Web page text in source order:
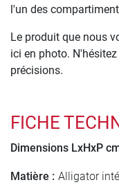
l'un des
Le produit que nous
ici en photo.
précisions.
FICHE
Dimensions LxHxP
Matière : Alligator